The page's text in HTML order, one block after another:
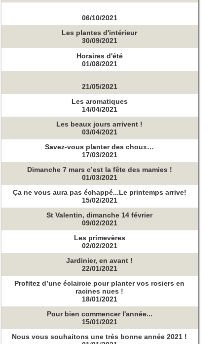
06/10/2021
Les plantes d'intérieur
30/09/2021
Horaires d'été
01/08/2021
21/05/2021
Les aromatiques
14/04/2021
Les beaux jours arrivent !
03/04/2021
Savez-vous planter des choux…
17/03/2021
Dimanche 7 mars c’est la fête des mamies !
01/03/2021
Ça ne vous aura pas échappé...Le printemps arrive!
15/02/2021
St Valentin, dimanche 14 février
09/02/2021
Les primevères
02/02/2021
Jardinier, en avant !
22/01/2021
Profitez d’une éclaircie pour planter vos rosiers en
racines nues !
18/01/2021
Pour bien commencer l'année...
15/01/2021
Nous vous souhaitons une très bonne année 2021 !